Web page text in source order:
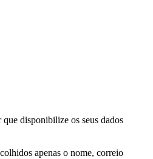
disponibilize os seus dados
apenas o nome, correio